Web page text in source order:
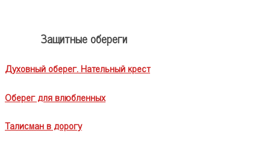
Защитные обереги
Духовный оберег. Нательный крест
Оберег для влюбленных
Талисман в дорогу